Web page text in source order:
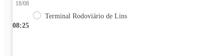
08:25
18/08
Terminal Rodoviário de Lins